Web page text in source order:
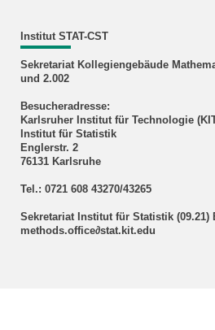
Institut STAT-CST
Sekretariat Kollegiengebäude
und 2.002
Besucheradresse:
Karlsruher Institut für Technologie
Institut für Statistik
Englerstr. 2
76131 Karlsruhe
Tel.: 0721 608 43270/43265
Sekretariat Institut für Statistik (09.21)
methods.office∂stat.kit.edu